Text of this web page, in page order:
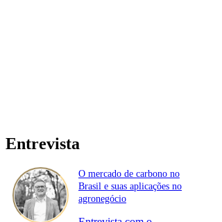
Entrevista
O mercado de carbono no
Brasil e suas aplicações no
agronegócio